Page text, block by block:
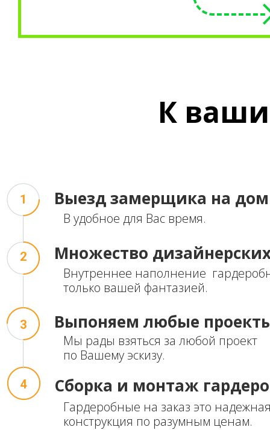
Выпоняем любые
Сборка и монтаж
1
Множество
2
4
В удобное для Вас время.
Мы рады взяться за любой проект
по Вашему эскизу.
Гардеробные на заказ это
конструкция по разумным ценам.
Внутреннее наполнение
только вашей фантазией.
Выездзамерщика на дом
К
3